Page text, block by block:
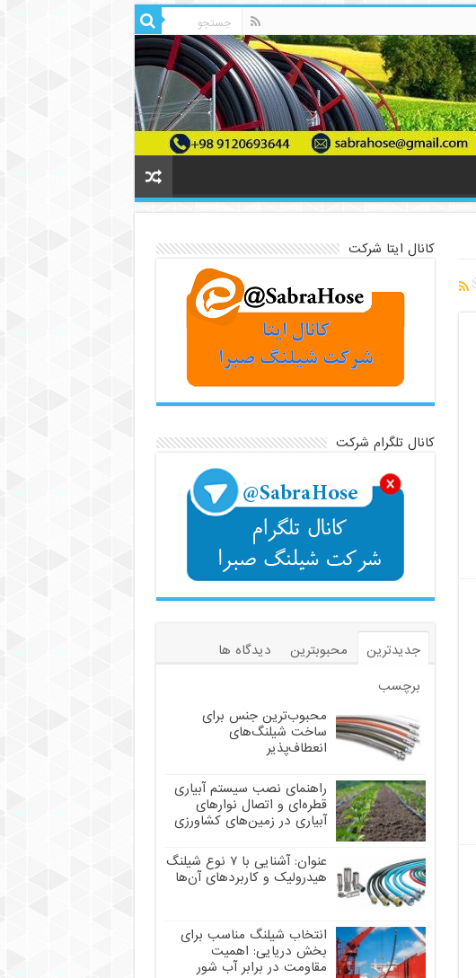
کانال ایتا شرکت
کانال تلگرام شرکت
جدیدترین محبوبترین
دیدگاه ها
برچسب
محبوب‌ترین جنس برای
ساخت شیلنگ‌های
انعطاف‌پذیر
راهنمای نصب سیستم آبیاری
قطره‌ای و اتصال نوارهای
آبیاری در زمین‌های کشاورزی
عنوان: آشنایی با ۷ نوع شیلنگ
هیدرولیک و کاربردهای آن‌ها
انتخاب شیلنگ مناسب برای
بخش دریایی: اهمیت
مقاومت در برابر آب شور